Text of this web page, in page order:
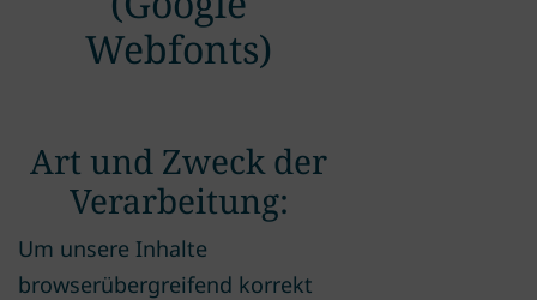
Webfonts)
Art und Zweck der
Verarbeitung:
Um unsere Inhalte
browserübergreifend korrekt